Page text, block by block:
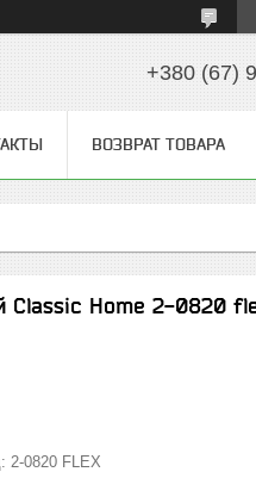
+380 (67)
ВОЗВРАТ ТОВАРА
Classic Home 2-0820
2-0820 FLEX